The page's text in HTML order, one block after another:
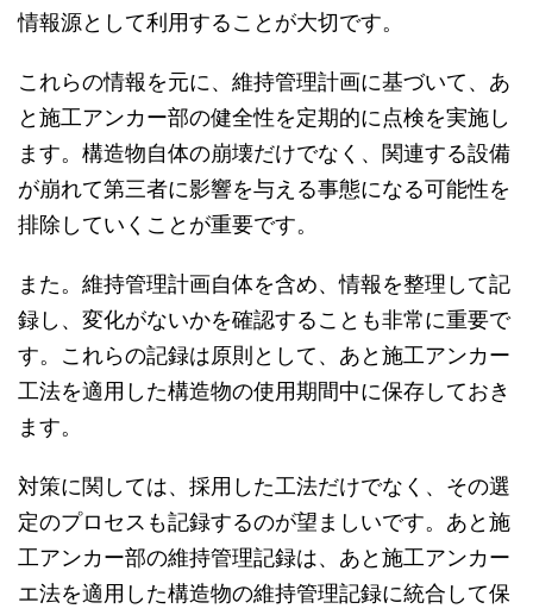
情報源として利用することが大切です。
これらの情報を元に、維持管理計画に基づいて、あ
と施工アンカー部の健全性を定期的に点検を実施し
ます。構造物自体の崩壊だけでなく、関連する設備
が崩れて第三者に影響を与える事態になる可能性を
排除していくことが重要です。
また。維持管理計画自体を含め、情報を整理して記
録し、変化がないかを確認することも非常に重要で
す。これらの記録は原則として、あと施工アンカー
工法を適用した構造物の使用期間中に保存しておき
ます。
対策に関しては、採用した工法だけでなく、その選
定のプロセスも記録するのが望ましいです。あと施
工アンカー部の維持管理記録は、あと施工アンカー
エ法を適用した構造物の維持管理記録に統合して保